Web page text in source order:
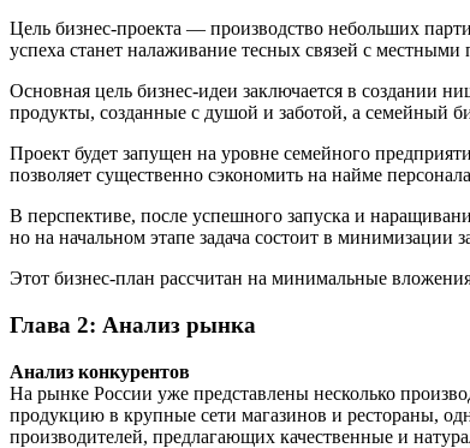
Цель бизнес-проекта — производство небольших
успеха станет налаживание тесных связей с
Основная цель бизнес-идеи заключается в создании
продукты, созданные с душой и заботой, а семейный
Проект будет запущен на уровне семейного
позволяет существенно сэкономить на найме
В перспективе, после успешного запуска и
но на начальном этапе задача состоит в минимизации
Этот бизнес-план рассчитан на минимальные
Глава 2: Анализ рынка
Анализ конкурентов
На рынке России уже представлены несколько
продукцию в крупные сети магазинов и рестораны,
производителей, предлагающих качественные и